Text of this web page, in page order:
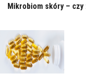
Mikrobiom skóry – czy